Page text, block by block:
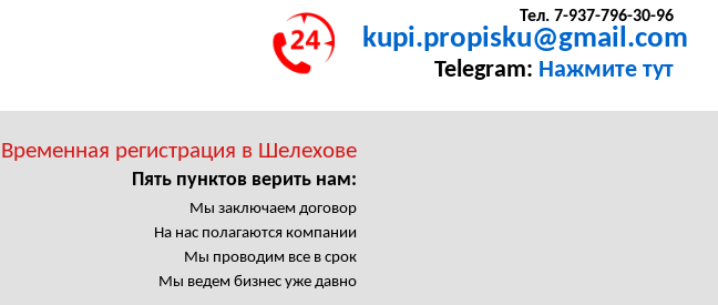
Тел. 7-937-796-30-96
kupi.propisku@gmail.com
Telegram: Нажмите тут
Временная регистрация в Шелехове
Пять пунктов верить нам:
Мы заключаем договор
На нас полагаются компании
Мы проводим все в срок
Мы ведем бизнес уже давно